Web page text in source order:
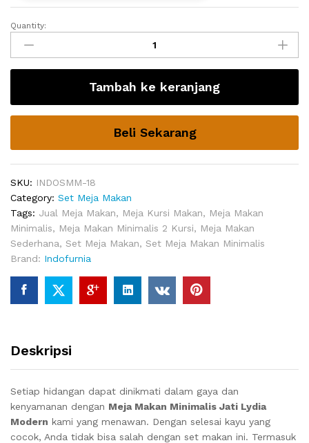
Meja
Makan
Minimalis
Jati
Modern
quantity
Quantity:
Tambah ke keranjang
Beli Sekarang
SKU: INDOSMM-18
Category: Set Meja Makan
Tags: Jual Meja Makan, Meja Kursi Makan, Meja Makan
Minimalis, Meja Makan Minimalis 2 Kursi, Meja Makan
Sederhana, Set Meja Makan, Set Meja Makan Minimalis
Brand: Indofurnia
Deskripsi
Setiap hidangan dapat dinikmati dalam gaya dan
kenyamanan dengan Meja Makan Minimalis Jati Lydia
Modern kami yang menawan. Dengan selesai kayu yang
cocok, Anda tidak bisa salah dengan set makan ini. Termasuk